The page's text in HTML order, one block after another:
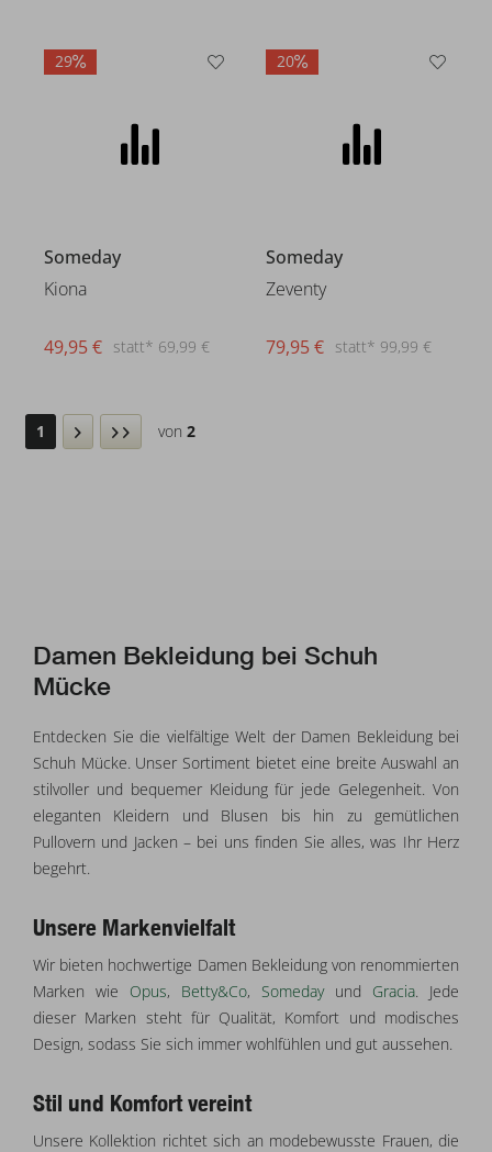
29
Someday
Kiona
statt* 69,99 €
49,95 €
20
Someday
Zeventy
statt* 99,99 €
79,95 €
1 von2
Damen Bekleidung bei Schuh
Mücke
Entdecken Sie die vielfältige Welt der Damen Bekleidung bei
Schuh Mücke. Unser Sortiment bietet eine breite Auswahl an
stilvoller und bequemer Kleidung für jede Gelegenheit. Von
eleganten Kleidern und Blusen bis hin zu gemütlichen
Pullovern und Jacken – bei uns finden Sie alles, was Ihr Herz
begehrt.
Unsere Markenvielfalt
Wir bieten hochwertige Damen Bekleidung von renommierten
Marken wie Opus, Betty&Co, Somedayund Gracia . Jede
dieser Marken steht für Qualität, Komfort und modisches
Design, sodass Sie sich immer wohlfühlen und gut aussehen.
Stil und Komfort vereint
Unsere Kollektion richtet sich an modebewusste Frauen, die